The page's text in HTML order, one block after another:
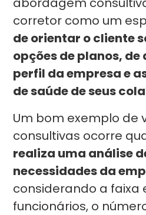
corretor como um
de orientar o cliente
opções de planos,
perfil da empresa e
de saúde de seus
Um bom exemplo de
consultivas ocorre
realiza uma análise
necessidades da
considerando a faixa
funcionários, o